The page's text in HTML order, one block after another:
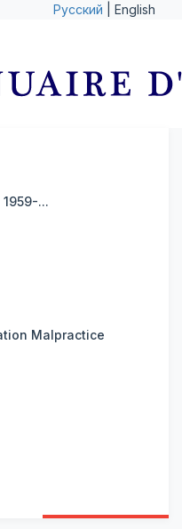
Русский | English
...
Malpractice